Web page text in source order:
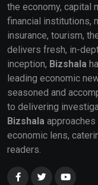
the economy, capital
financial institutions,
insurance, tourism,
delivers fresh, in-
inception, Bizshala
leading economic
seasoned and
to delivering
Bizshala
economic lens,
readers.